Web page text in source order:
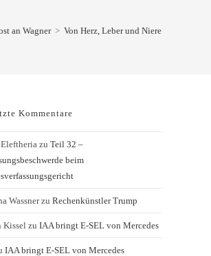
an Wagner > Von Herz, Leber und Niere
Kommentare
zu Teil 32 –
beim
Wassnerzu Rechenkünstler Trump
Kissel zu IAA bringt E-SEL von Mercedes
IAA bringt E-SEL von Mercedes